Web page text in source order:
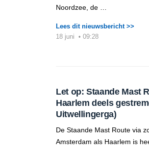
Noordzee, de …
Lees dit nieuwsbericht >>
18 juni • 09:28
Let op: Staande Mast
Haarlem deels
Uitwellingerga)
De Staande Mast Route via
Amsterdam als Haarlem is